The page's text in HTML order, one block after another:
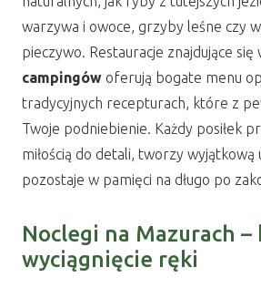
warzywa i owoce, grzyby leśne czy
pieczywo. Restauracje znajdujące się
campingów oferują bogate menu
tradycyjnych recepturach, które z
Twoje podniebienie. Każdy posiłek
miłością do detali, tworzy wyjątkową
pozostaje w pamięci na długo po
Noclegi na Mazurach
wyciągnięcie ręki